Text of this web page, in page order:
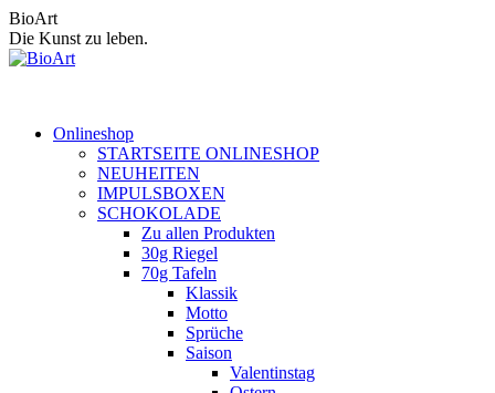
Zum
Inhalt
springen
BioArt
Die Kunst zu leben.
Onlineshop
STARTSEITE ONLINESHOP
NEUHEITEN
IMPULSBOXEN
SCHOKOLADE
Zu allen Produkten
30g Riegel
70g Tafeln
Klassik
Motto
Sprüche
Saison
Valentinstag